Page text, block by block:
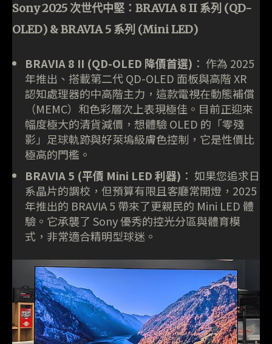
Sony 2025 次世代中堅：BRAVIA 8 II 系列 (QD-
OLED) & BRAVIA 5 系列 (Mini LED)
BRAVIA 8 II (QD-OLED 降價首選) ： 作為 2025
年推出、搭載第二代 QD-OLED 面板與高階 XR
認知處理器的中高階主力，這款電視在動態補償
（MEMC）和色彩層次上表現極佳。目前正迎來
幅度極大的清貨減價，想體驗 OLED 的「零殘
影」足球軌跡與好萊塢級膚色控制，它是性價比
極高的門檻。
BRAVIA 5 (平價 Mini LED 利器) ： 如果您追求日
系晶片的調校，但預算有限且客廳常開燈，2025
年推出的 BRAVIA 5 帶來了更親民的 Mini LED 體
驗。它承襲了 Sony 優秀的控光分區與體育模
式，非常適合精明型球迷。